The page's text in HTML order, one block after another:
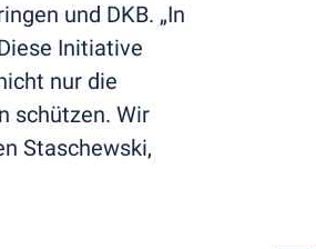
und DKB. „In
Initiative
nur die
schützen. Wir
Staschewski,